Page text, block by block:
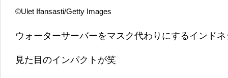
©Ulet Ifansasti/Getty Images
ウォーターサーバーをマスク代わりにするインド
見た目のインパクトが笑